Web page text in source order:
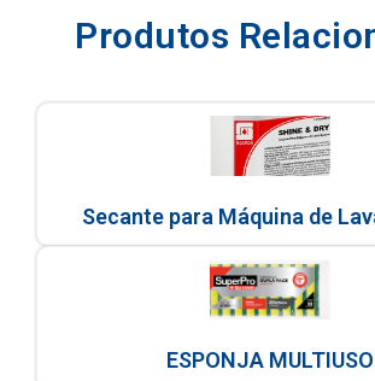
Produtos
Secante para Máquina de
ESPONJA MULTIUSO